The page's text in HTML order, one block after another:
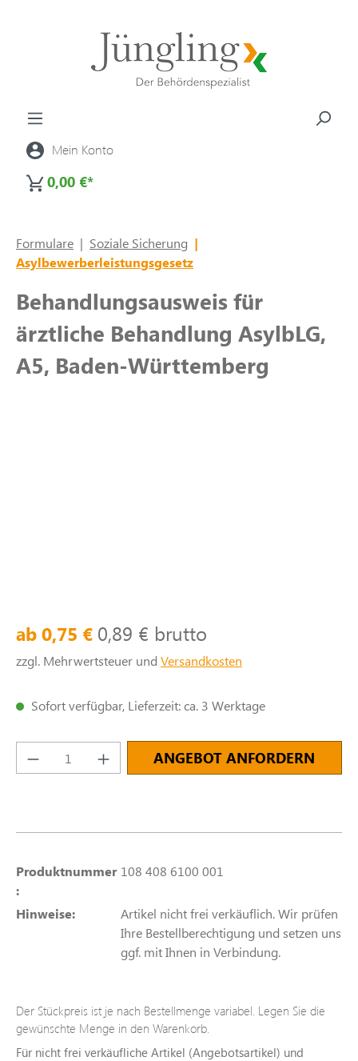
Mein Konto
0,00 €*
Formulare | Soziale Sicherung |
Asylbewerberleistungsgesetz
Behandlungsausweis für
ärztliche Behandlung AsylbLG,
A5, Baden-Württemberg
ab 0,75 € 0,89 € brutto
zzgl. Mehrwertsteuer und Versandkosten
Sofort verfügbar, Lieferzeit: ca. 3 Werktage
Produkt Anzahl: Gib den gewünschten
ANGEBOT ANFORDERN
Produktnummer
:
108 408 6100 001
Hinweise:
Artikel nicht frei verkäuflich. Wir prüfen
Ihre Bestellberechtigung und setzen uns
ggf. mit Ihnen in Verbindung.
Der Stückpreis ist je nach Bestellmenge variabel. Legen Sie die
gewünschte Menge in den Warenkorb.
Für nicht frei verkäufliche Artikel (Angebotsartikel) und